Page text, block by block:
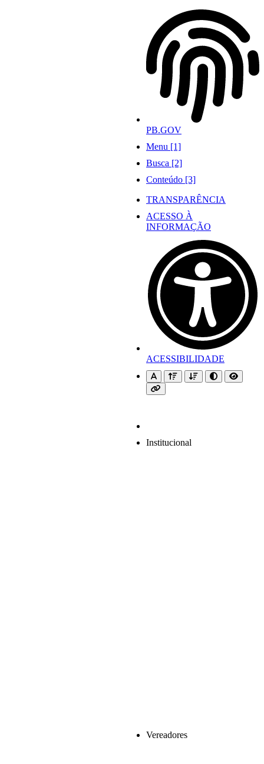
PB.GOV
Menu [1]
Busca [2]
Conteúdo [3]
TRANSPARÊNCIA
ACESSO À
INFORMAÇÃO
ACESSIBILIDADE
Institucional
Vereadores